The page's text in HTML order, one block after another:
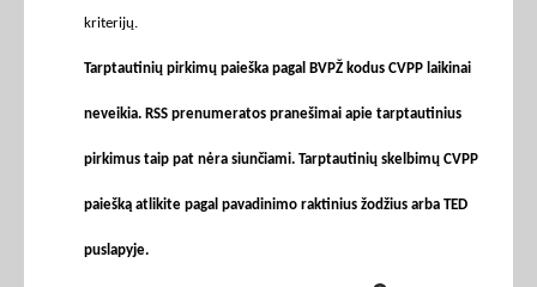
kriterijų.
Tarptautinių pirkimų paieška pagal BVPŽ kodus CVPP laikinai
neveikia. RSS prenumeratos pranešimai apie tarptautinius
pirkimus taip pat nėra siunčiami. Tarptautinių skelbimų CVPP
paiešką atlikite pagal pavadinimo raktinius žodžius arba TED
puslapyje.